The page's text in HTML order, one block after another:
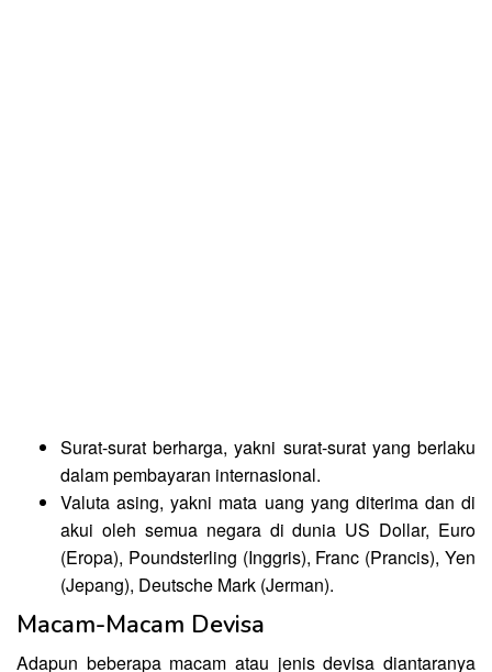
Surat-surat berharga, yakni surat-surat yang berlaku
dalam pembayaran internasional.
Valuta asing, yakni mata uang yang diterima dan di
akui oleh semua negara di dunia US Dollar, Euro
(Eropa), Poundsterling (Inggris), Franc (Prancis), Yen
(Jepang), Deutsche Mark (Jerman).
Macam-Macam Devisa
Adapun beberapa macam atau jenis devisa diantaranya